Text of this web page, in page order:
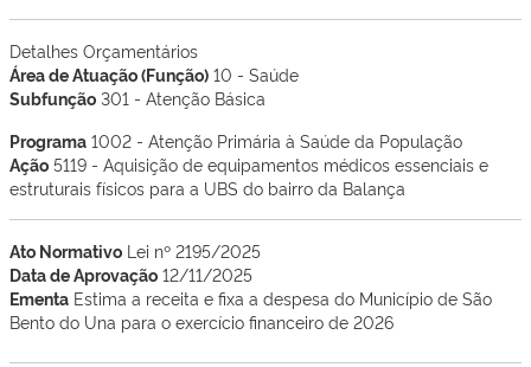
Detalhes Orçamentários
Área de Atuação (Função) 10 - Saúde
Subfunção 301 - Atenção Básica
Programa 1002 - Atenção Primária à Saúde da População
Ação 5119 - Aquisição de equipamentos médicos essenciais e
estruturais físicos para a UBS do bairro da Balança
Ato Normativo Lei nº 2195/2025
Data de Aprovação 12/11/2025
Ementa Estima a receita e fixa a despesa do Município de São
Bento do Una para o exercício financeiro de 2026